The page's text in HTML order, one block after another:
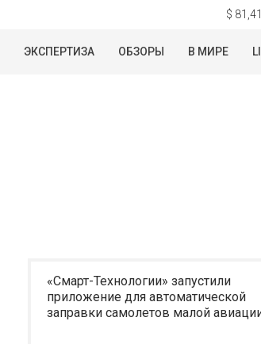
$ 81,41
ЭКСПЕРТИЗА ОБЗОРЫ В МИРЕ
«Смарт-Технологии» запустили
приложение для автоматической
заправки самолетов малой